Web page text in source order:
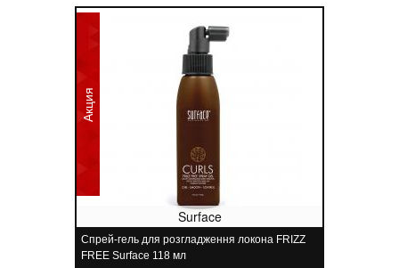
Акция
Surface
Спрей-гель для розгладження локона FRIZZ
FREE Surface 118 мл